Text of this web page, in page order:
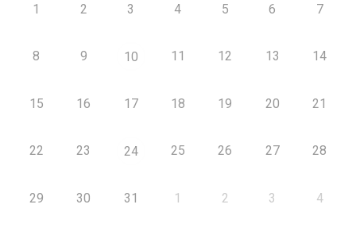
1 2 3 4 5 6 7
8 9 10 11 12 13 14
15 16 17 18 19 20 21
22 23 24 25 26 27 28
29 30 31 1 2 3 4